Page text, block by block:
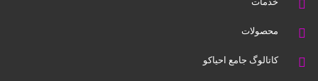
محصولات
کاتالوگ جامع احیاکو